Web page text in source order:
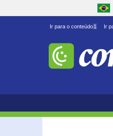
Ir para o conteúdo1 Ir